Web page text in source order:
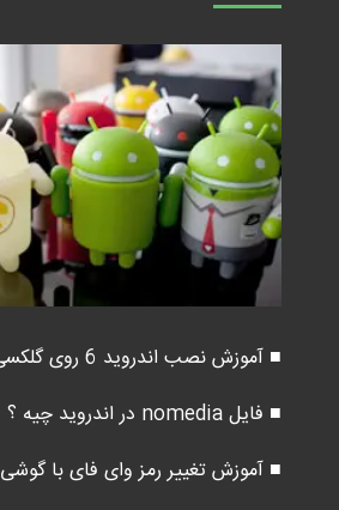
■ آموزش نصب اندروید 6 روی گلکسی اس 5
■ فایل nomedia در اندروید چیه ؟
■ آموزش تغییر رمز وای فای با گوشی